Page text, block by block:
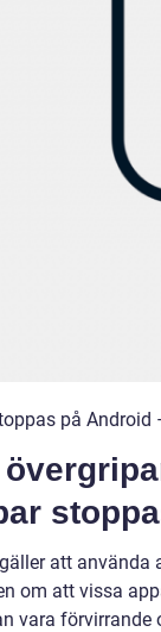
på Android
att använda
om att vissa
vara förvirrande